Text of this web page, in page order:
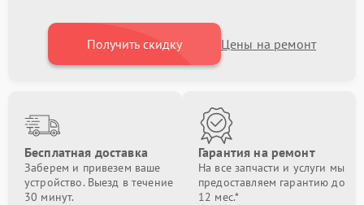
Получить скидку Цены на ремонт
Бесплатная доставка
Заберем и привезем ваше
устройство. Выезд в течение
30 минут.
Гарантия на ремонт
На все запчасти и услуги мы
предоставляем гарантию до
12 мес.*